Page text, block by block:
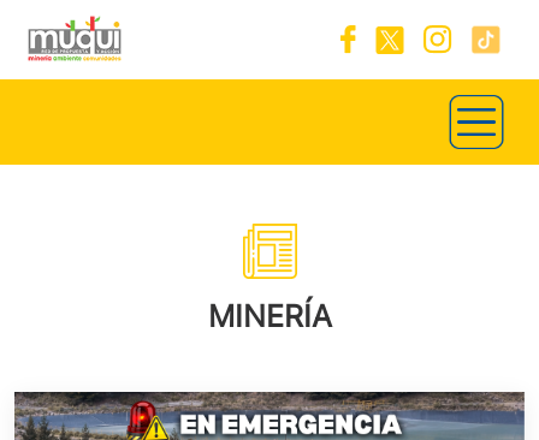
MINERÍA